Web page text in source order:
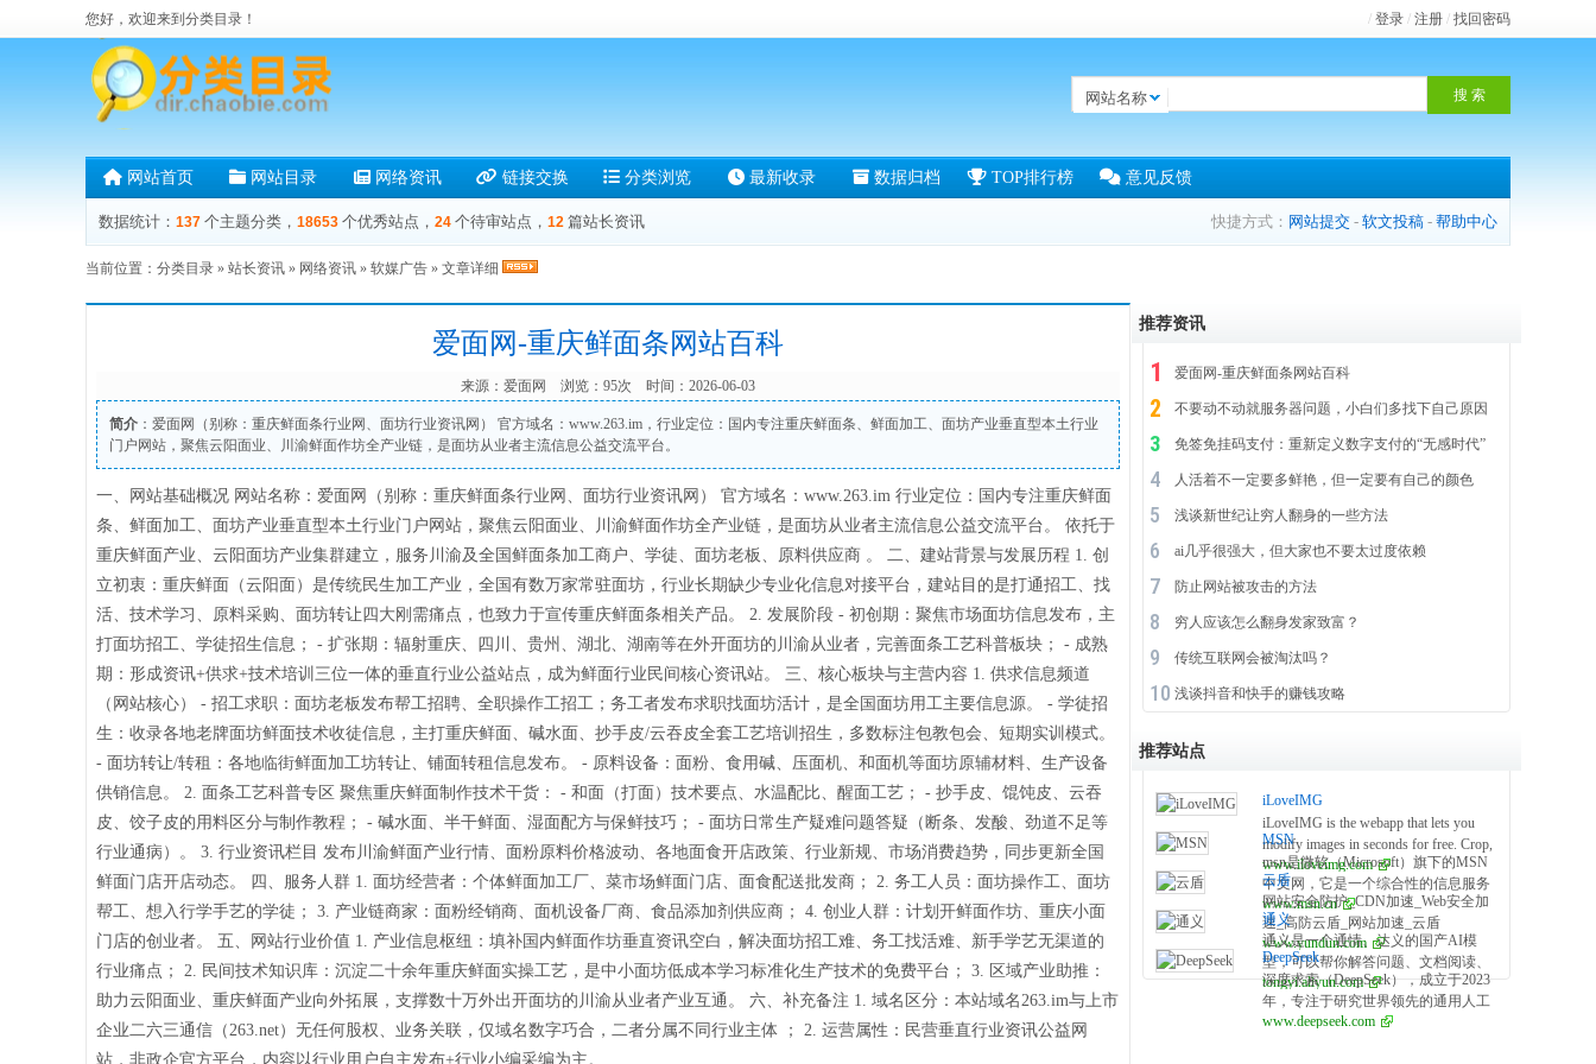
您好，欢迎来到分类目录！ / 登录 / 注册 / 找回密码
网站名称
网站首页 网站目录 网络资讯 链接交换 分类浏览 最新收录 数据归档 TOP排行榜 意见反馈
数据统计： 137 个主题分类， 18653 个优秀站点， 24 个待审站点， 12 篇站长资讯 快捷方式： 网站提交 - 软文投稿 - 帮助中心
当前位置： 分类目录 » 站长资讯 » 网络资讯 » 软媒广告 » 文章详细
爱面网-重庆鲜面条网站百科
来源： 爱面网 浏览：95次 时间：2026-06-03
简介 ：爱面网（别称：重庆鲜面条行业网、面坊行业资讯网） 官方域名：www.263.im，行业定位：国内专注重庆鲜面条、鲜面加工、面坊产业垂直型本土行业
门户网站，聚焦云阳面业、川渝鲜面作坊全产业链，是面坊从业者主流信息公益交流平台。
一、网站基础概况 网站名称：爱面网（别称：重庆鲜面条行业网、面坊行业资讯网） 官方域名：www.263.im 行业定位：国内专注重庆鲜面
条、鲜面加工、面坊产业垂直型本土行业门户网站，聚焦云阳面业、川渝鲜面作坊全产业链，是面坊从业者主流信息公益交流平台。 依托于
重庆鲜面产业、云阳面坊产业集群建立，服务川渝及全国鲜面条加工商户、学徒、面坊老板、原料供应商 。 二、建站背景与发展历程 1. 创
立初衷：重庆鲜面（云阳面）是传统民生加工产业，全国有数万家常驻面坊，行业长期缺少专业化信息对接平台，建站目的是打通招工、找
活、技术学习、原料采购、面坊转让四大刚需痛点，也致力于宣传重庆鲜面条相关产品。 2. 发展阶段 - 初创期：聚焦市场面坊信息发布，主
打面坊招工、学徒招生信息； - 扩张期：辐射重庆、四川、贵州、湖北、湖南等在外开面坊的川渝从业者，完善面条工艺科普板块； - 成熟
期：形成资讯+供求+技术培训三位一体的垂直行业公益站点，成为鲜面行业民间核心资讯站。 三、核心板块与主营内容 1. 供求信息频道
（网站核心） - 招工求职：面坊老板发布帮工招聘、全职操作工招工；务工者发布求职找面坊活计，是全国面坊用工主要信息源。 - 学徒招
生：收录各地老牌面坊鲜面技术收徒信息，主打重庆鲜面、碱水面、抄手皮/云吞皮全套工艺培训招生，多数标注包教包会、短期实训模式。
- 面坊转让/转租：各地临街鲜面加工坊转让、铺面转租信息发布。 - 原料设备：面粉、食用碱、压面机、和面机等面坊原辅材料、生产设备
供销信息。 2. 面条工艺科普专区 聚焦重庆鲜面制作技术干货： - 和面（打面）技术要点、水温配比、醒面工艺； - 抄手皮、馄饨皮、云吞
皮、饺子皮的用料区分与制作教程； - 碱水面、半干鲜面、湿面配方与保鲜技巧； - 面坊日常生产疑难问题答疑（断条、发酸、劲道不足等
行业通病）。 3. 行业资讯栏目 发布川渝鲜面产业行情、面粉原料价格波动、各地面食开店政策、行业新规、市场消费趋势，同步更新全国
鲜面门店开店动态。 四、服务人群 1. 面坊经营者：个体鲜面加工厂、菜市场鲜面门店、面食配送批发商； 2. 务工人员：面坊操作工、面坊
帮工、想入行学手艺的学徒； 3. 产业链商家：面粉经销商、面机设备厂商、食品添加剂供应商； 4. 创业人群：计划开鲜面作坊、重庆小面
门店的创业者。 五、网站行业价值 1. 产业信息枢纽：填补国内鲜面作坊垂直资讯空白，解决面坊招工难、务工找活难、新手学艺无渠道的
行业痛点； 2. 民间技术知识库：沉淀二十余年重庆鲜面实操工艺，是中小面坊低成本学习标准化生产技术的免费平台； 3. 区域产业助推：
助力云阳面业、重庆鲜面产业向外拓展，支撑数十万外出开面坊的川渝从业者产业互通。 六、补充备注 1. 域名区分：本站域名263.im与上市
企业二六三通信（263.net）无任何股权、业务关联，仅域名数字巧合，二者分属不同行业主体 ； 2. 运营属性：民营垂直行业资讯公益网
站，非政企官方平台，内容以行业用户自主发布+行业小编采编为主。
推荐资讯
爱面网-重庆鲜面条网站百科
不要动不动就服务器问题，小白们多找下自己原因
免签免挂码支付：重新定义数字支付的“无感时代”
人活着不一定要多鲜艳，但一定要有自己的颜色
浅谈新世纪让穷人翻身的一些方法
ai几乎很强大，但大家也不要太过度依赖
防止网站被攻击的方法
穷人应该怎么翻身发家致富？
传统互联网会被淘汰吗？
浅谈抖音和快手的赚钱攻略
推荐站点
iLoveIMG
iLoveIMG is the webapp that lets you
modify images in seconds for free. Crop,
resize, compress, convert, and more in
just a few clicks!
www.iloveimg.com
MSN
msn是微软（Microsoft）旗下的MSN
中文网，它是一个综合性的信息服务
平台，提供新闻、天气、健康、娱
乐、体育、财经、科技等多方面的资
讯。该网站以中文为主要语言，面向
中国及全球华语用户，内容涵盖国内
外重要新闻事件、实时天气信息、健
康生活建议、娱乐八卦、体育赛事报
道、财经市场动态等。
www.msn.cn
云盾
网站安全防护_CDN加速_Web安全加
速_高防云盾_网站加速_云盾
_「YUNDUN」
www.yundun.com
通义
通义是一个通情、达义的国产AI模
型，可以帮你解答问题、文档阅读、
联网搜索并写作总结，最多支持1000
万字的文档速读。通义tongyi.ai_你的
全能AI助手
tongyi.aliyun.com
DeepSeek
深度求索（DeepSeek），成立于2023
年，专注于研究世界领先的通用人工
智能底层模型与技术，挑战人工智能
www.deepseek.com